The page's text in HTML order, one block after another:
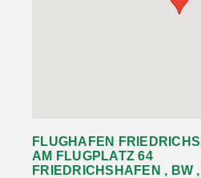
FLUGHAFEN
AM FLUGPLATZ 64
FRIEDRICHSHAFEN , BW